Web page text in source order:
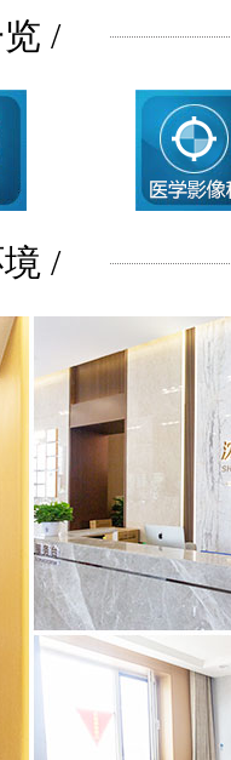
/
/